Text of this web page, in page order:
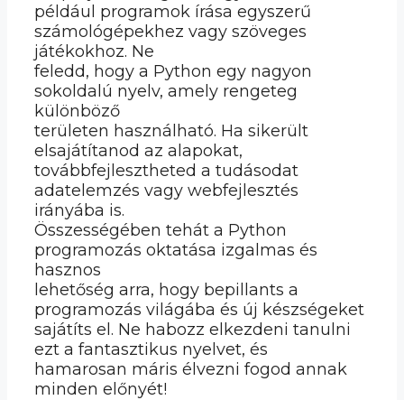
például programok írása egyszerű
számológépekhez vagy szöveges
játékokhoz. Ne
feledd, hogy a Python egy nagyon
sokoldalú nyelv, amely rengeteg
különböző
területen használható. Ha sikerült
elsajátítanod az alapokat,
továbbfejlesztheted a tudásodat
adatelemzés vagy webfejlesztés
irányába is.
Összességében tehát a Python
programozás oktatása izgalmas és
hasznos
lehetőség arra, hogy bepillants a
programozás világába és új készségeket
sajátíts el. Ne habozz elkezdeni tanulni
ezt a fantasztikus nyelvet, és
hamarosan máris élvezni fogod annak
minden előnyét!